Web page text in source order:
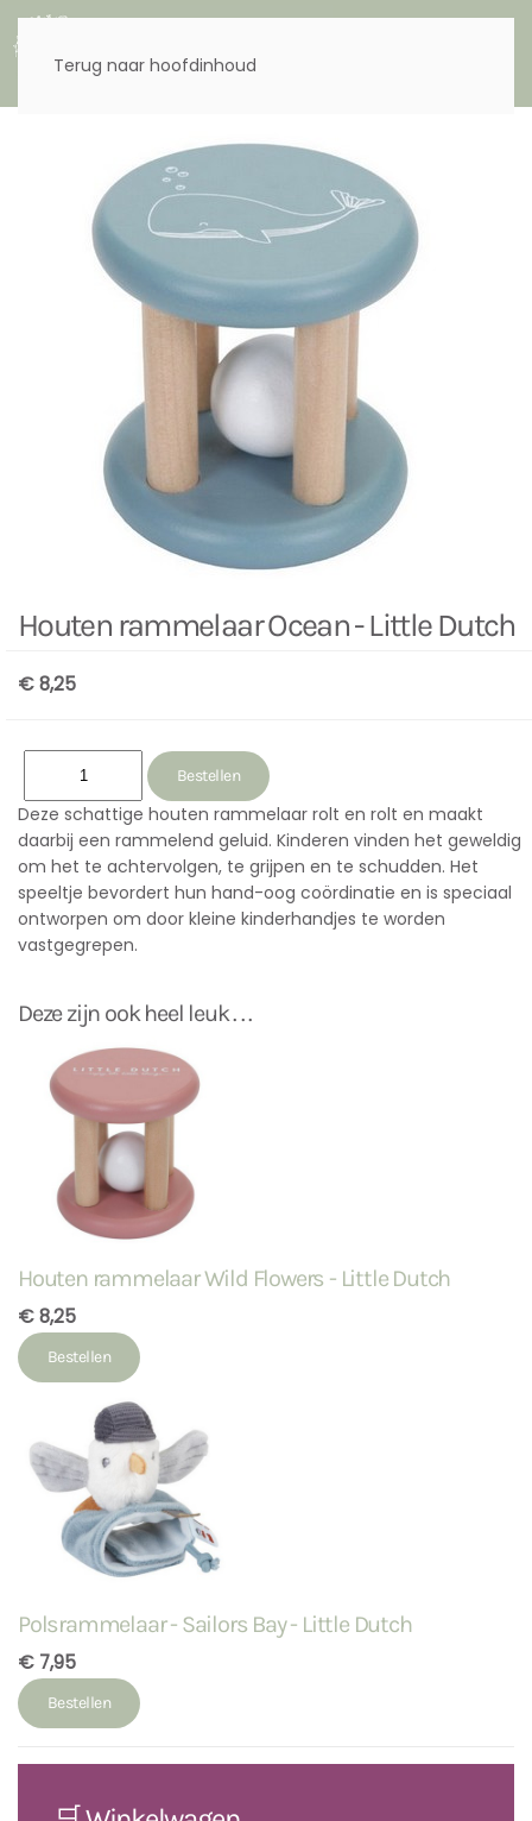
Terug naar hoofdinhoud
Houten rammelaar Ocean - Little Dutch
€ 8,25
Deze schattige houten rammelaar rolt en rolt en maakt
daarbij een rammelend geluid. Kinderen vinden het geweldig
om het te achtervolgen, te grijpen en te schudden. Het
speeltje bevordert hun hand-oog coördinatie en is speciaal
ontworpen om door kleine kinderhandjes te worden
vastgegrepen.
Deze zijn ook heel leuk . . .
Houten rammelaar Wild Flowers - Little Dutch
€ 8,25
Bestellen
Polsrammelaar - Sailors Bay - Little Dutch
€ 7,95
Bestellen